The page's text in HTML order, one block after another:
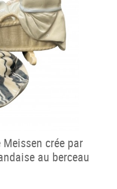
crée par
au berceau